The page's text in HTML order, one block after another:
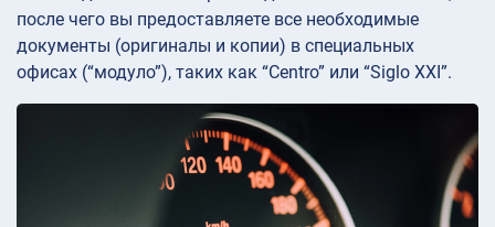
после чего вы предоставляете все необходимые
документы (оригиналы и копии) в специальных
офисах (“модуло”), таких как “Centro” или “Siglo XXI”.